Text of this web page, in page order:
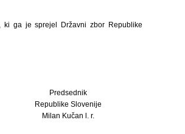
ki ga je sprejel Državni zbor Republike
Predsednik
Republike Slovenije
Milan Kučan l. r.